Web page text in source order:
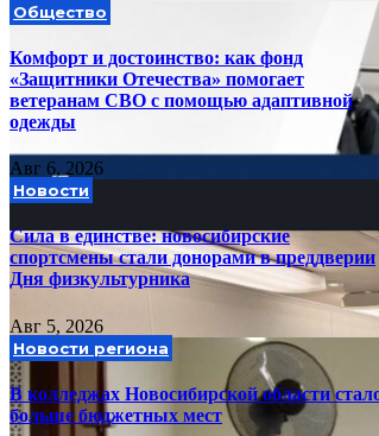
Общество
Комфорт и достоинство: как фонд
«Защитники Отечества» помогает
ветеранам СВО с помощью адаптивной
одежды
Авг 6, 2026
Новости
Сила в единстве: новосибирские
спортсмены стали донорами в преддверии
Дня физкультурника
Авг 5, 2026
Новости региона
В колледжах Новосибирской области
больше бюджетных мест